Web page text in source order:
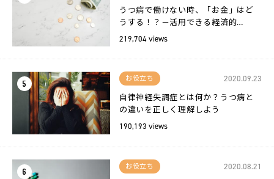
うつ病で働けない時、「お金」はど
うする！？－活用できる経済的…
219,704 views
5 お役立ち
2020.09.23
自律神経失調症とは何か？うつ病と
の違いを正しく理解しよう
190,193 views
6 お役立ち
2020.08.21